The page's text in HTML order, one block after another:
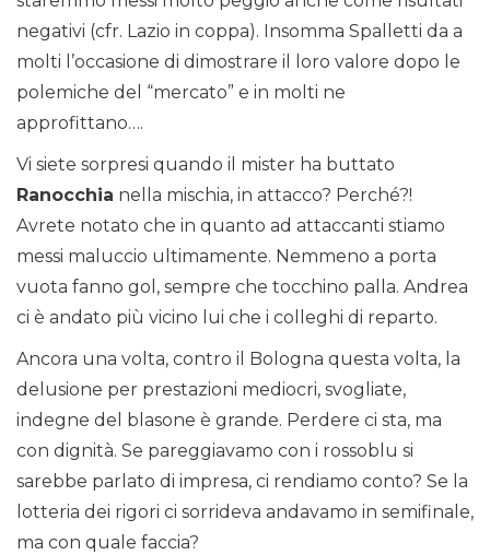
negativi (cfr. Lazio in coppa). Insomma Spalletti da a
molti l’occasione di dimostrare il loro valore dopo le
polemiche del “mercato” e in molti ne
approfittano….
Vi siete sorpresi quando il mister ha buttato
Ranocchia nella mischia, in attacco? Perché?!
Avrete notato che in quanto ad attaccanti stiamo
messi maluccio ultimamente. Nemmeno a porta
vuota fanno gol, sempre che tocchino palla. Andrea
ci è andato più vicino lui che i colleghi di reparto.
Ancora una volta, contro il Bologna questa volta, la
delusione per prestazioni mediocri, svogliate,
indegne del blasone è grande. Perdere ci sta, ma
con dignità. Se pareggiavamo con i rossoblu si
sarebbe parlato di impresa, ci rendiamo conto? Se la
lotteria dei rigori ci sorrideva andavamo in semifinale,
ma con quale faccia?